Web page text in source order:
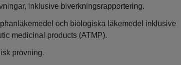
inklusive biverkningsrapportering.
och biologiska läkemedel inklusive
medicinal products (ATMP).
prövning.